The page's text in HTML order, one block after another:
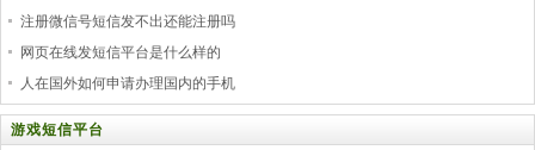
注册微信号短信发不出还能注册吗
网页在线发短信平台是什么样的
人在国外如何申请办理国内的手机
游戏短信平台